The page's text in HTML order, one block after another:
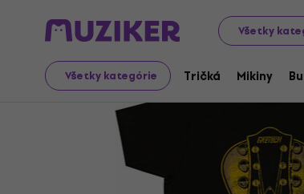
Všetky
Všetky kategórie Tričká Mikiny
Merch Hudobný Merch Tričká